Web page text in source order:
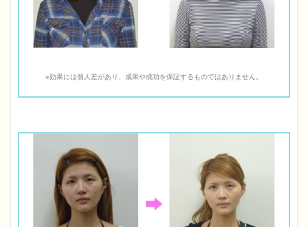
※効果には個人差があり、成果や成功を保証するものではありません。